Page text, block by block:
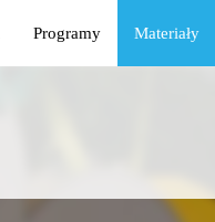
Programy Materiały